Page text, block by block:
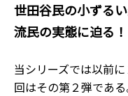
世田谷民の小ずる
流民の実態に迫る！
当シリーズでは以前
回はその第２弾であ